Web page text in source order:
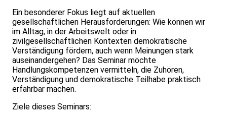
Ein besonderer Fokus liegt auf aktuellen
gesellschaftlichen Herausforderungen: Wie können wir
im Alltag, in der Arbeitswelt oder in
zivilgesellschaftlichen Kontexten demokratische
Verständigung fördern, auch wenn Meinungen stark
auseinandergehen? Das Seminar möchte
Handlungskompetenzen vermitteln, die Zuhören,
Verständigung und demokratische Teilhabe praktisch
erfahrbar machen.
Ziele dieses Seminars: